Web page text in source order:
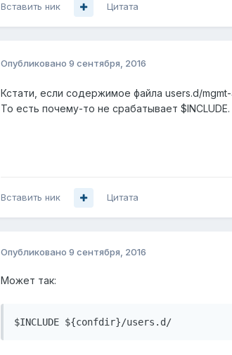
Вставить ник Цитата
Опубликовано 9 сентября, 2016
Кстати, если содержимое файла users.d/
То есть почему-то не срабатывает $INCLUDE.
Вставить ник Цитата
Опубликовано 9 сентября, 2016
Может так: